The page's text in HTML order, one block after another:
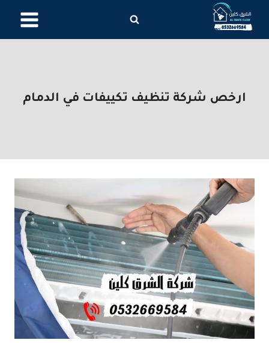
المحتوى
ارخص شركة تنظيف تكييفات في الدمام